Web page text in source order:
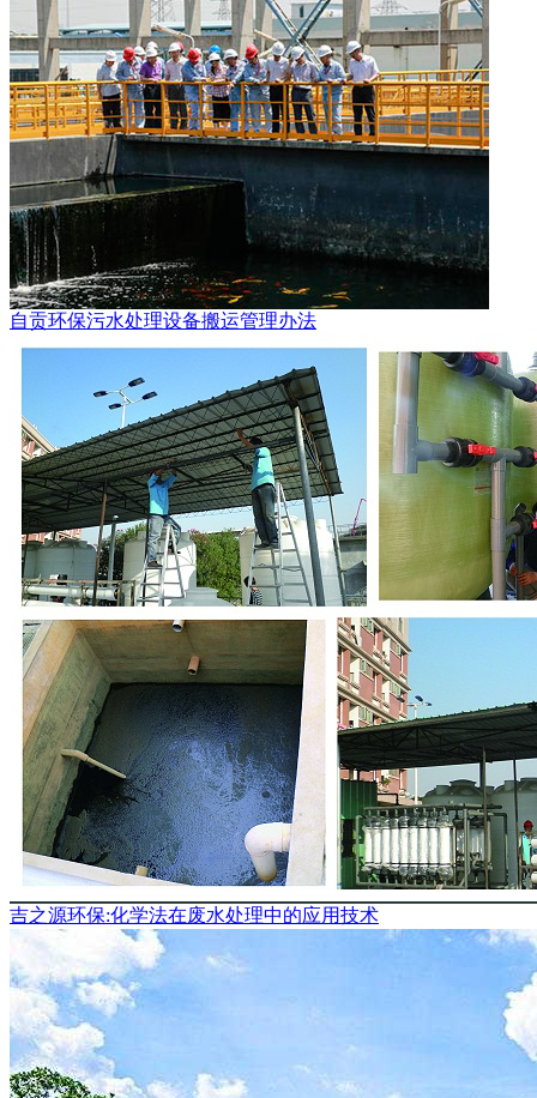
自贡环保污水处理设备搬运管理办法
吉之源环保:化学法在废水处理中的应用技术